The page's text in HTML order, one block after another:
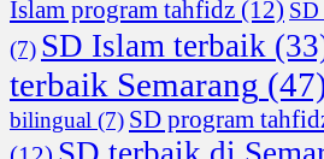
Islam program tahfidz (12)
(7) SD Islam terbaik
terbaik Semarang
bilingual (7) SD program